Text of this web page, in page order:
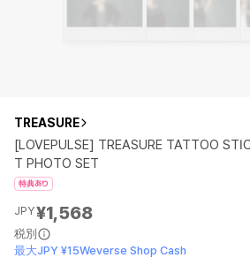
TREASURE
[LOVEPULSE] TREASURE TATTOO
T PHOTO SET
特典あり
JPY¥1,568
税別
最大JPY ¥15Weverse Shop Cash